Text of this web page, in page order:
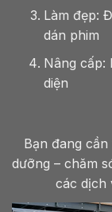
dán phim
Nâng cấp:
diện
dưỡng – chăm
các